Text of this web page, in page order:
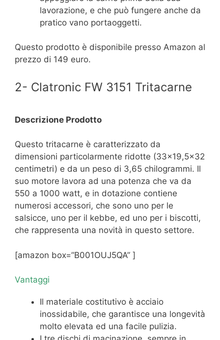
lavorazione, e che può fungere anche da
pratico vano portaoggetti.
Questo prodotto è disponibile presso Amazon al
prezzo di 149 euro.
2- Clatronic FW 3151 Tritacarne
Descrizione Prodotto
Questo tritacarne è caratterizzato da
dimensioni particolarmente ridotte (33×19,5×32
centimetri) e da un peso di 3,65 chilogrammi. Il
suo motore lavora ad una potenza che va da
550 a 1000 watt, e in dotazione contiene
numerosi accessori, che sono uno per le
salsicce, uno per il kebbe, ed uno per i biscotti,
che rappresenta una novità in questo settore.
[amazon box=”B001OUJ5QA” ]
Vantaggi
Il materiale costitutivo è acciaio
inossidabile, che garantisce una longevità
molto elevata ed una facile pulizia.